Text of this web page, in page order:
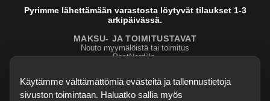
Pyrimme lähettämään varastosta löytyvät tilaukset 1-3
arkipäivässä.
MAKSU- JA TOIMITUSTAVAT
Nouto myymälöistä tai toimitus
PostNordilla.
Evasteasetukset
Käytämme välttämättömiä evästeitä ja tallennustietoja
sivuston toimintaan. Haluatko sallia myös